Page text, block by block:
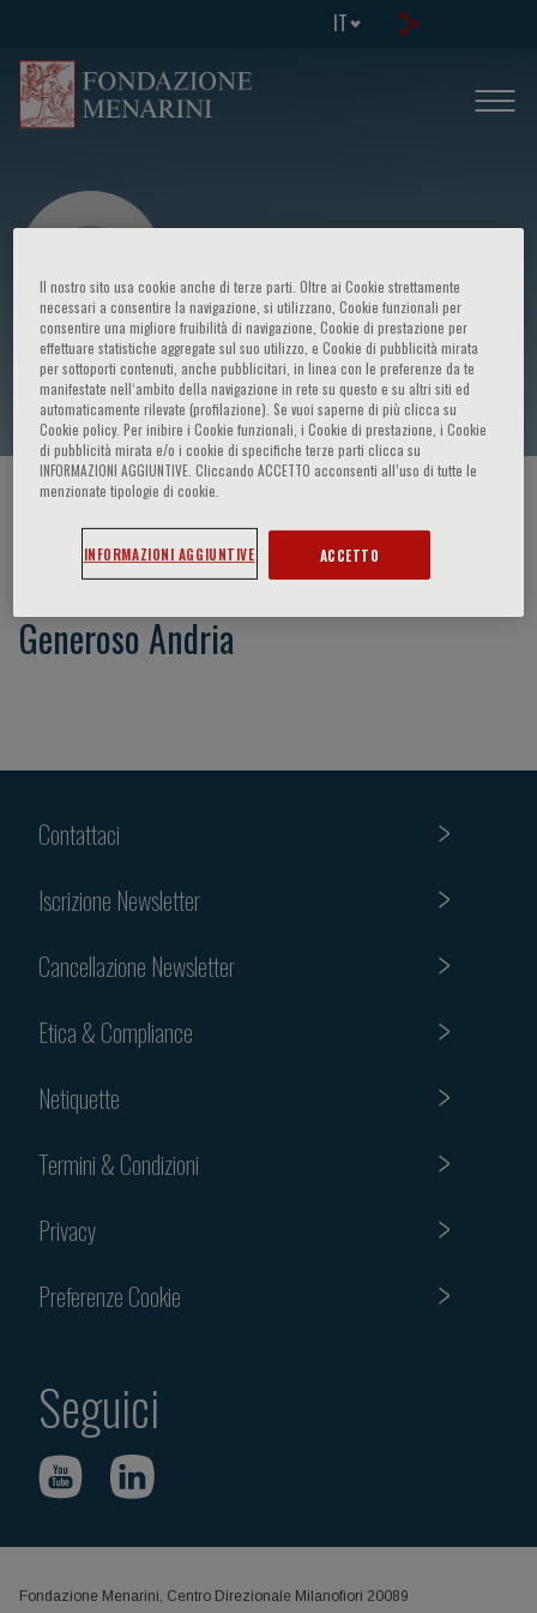
IT
Generoso Andria
HOME PAGE / CORSI ED EVENTI
Generoso Andria
Contattaci
Iscrizione Newsletter
Cancellazione Newsletter
Etica & Compliance
Netiquette
Termini & Condizioni
Privacy
Preferenze Cookie
Seguici
Fondazione Menarini, Centro Direzionale Milanofiori 20089
Il nostro sito usa cookie anche di terze parti. Oltre ai Cookie strettamente
necessari a consentire la navigazione, si utilizzano, Cookie funzionali per
consentire una migliore fruibilità di navigazione, Cookie di prestazione per
effettuare statistiche aggregate sul suo utilizzo, e Cookie di pubblicità mirata
per sottoporti contenuti, anche pubblicitari, in linea con le preferenze da te
manifestate nell‘ambito della navigazione in rete su questo e su altri siti ed
automaticamente rilevate (profilazione). Se vuoi saperne di più clicca su
Cookie policy. Per inibire i Cookie funzionali, i Cookie di prestazione, i Cookie
di pubblicità mirata e/o i cookie di specifiche terze parti clicca su
INFORMAZIONI AGGIUNTIVE. Cliccando ACCETTO acconsenti all’uso di tutte le
menzionate tipologie di cookie.
INFORMAZIONI AGGIUNTIVE ACCETTO